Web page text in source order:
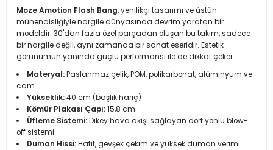
Moze Amotion Flash Bang, yenilikçi tasarımı ve üstün
mühendisliğiyle nargile dünyasında devrim yaratan bir
modeldir. 30'dan fazla özel parçadan oluşan bu takım, sadece
bir nargile değil, aynı zamanda bir sanat eseridir. Estetik
görünümün yanında güçlü performansı ile de dikkat çeker.
Materyal:Paslanmaz çelik, POM, polikarbonat, alüminyum ve
cam
Yükseklik:40 cm (başlık hariç)
Kömür Plakası Çapı:15,8 cm
Üfleme Sistemi:Dikey hava akışı sağlayan dört yönlü blow-
off sistemi
Duman Hissi:Hafif, gevşek çekim ve yüksek duman verimi